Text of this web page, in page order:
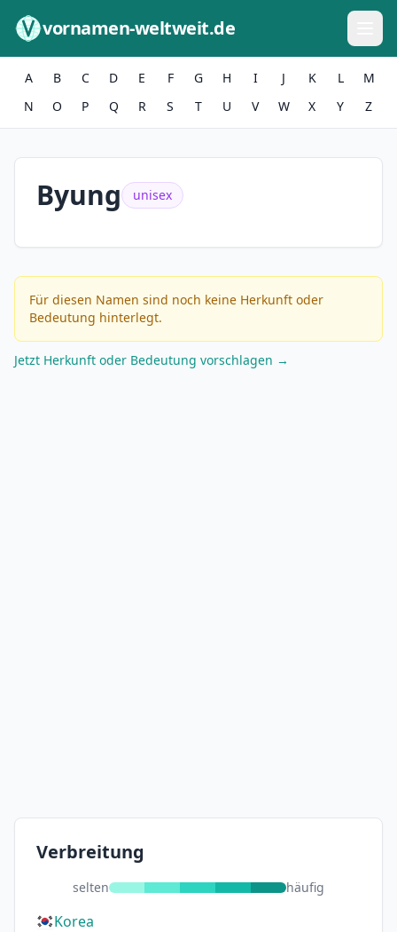
vornamen-weltweit.de
A B C D E F G H I J K L
M
N
O P Q R S T U V W X Y Z
Byung unisex
Für diesen Namen sind noch keine Herkunft oder
Bedeutung hinterlegt.
Jetzt Herkunft oder Bedeutung vorschlagen →
Verbreitung
selten häufig
Korea